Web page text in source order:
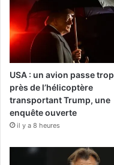
USA : un avion passe trop
près de l’hélicoptère
transportant Trump, une
enquête ouverte
il y a 8 heures